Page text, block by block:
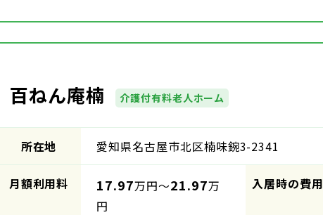
百ねん庵楠 介護付有料老人ホーム
所在地 愛知県名古屋市北区楠味鋺3-2341
月額利用料 17.97万円～21.97万
円
入居時の費用